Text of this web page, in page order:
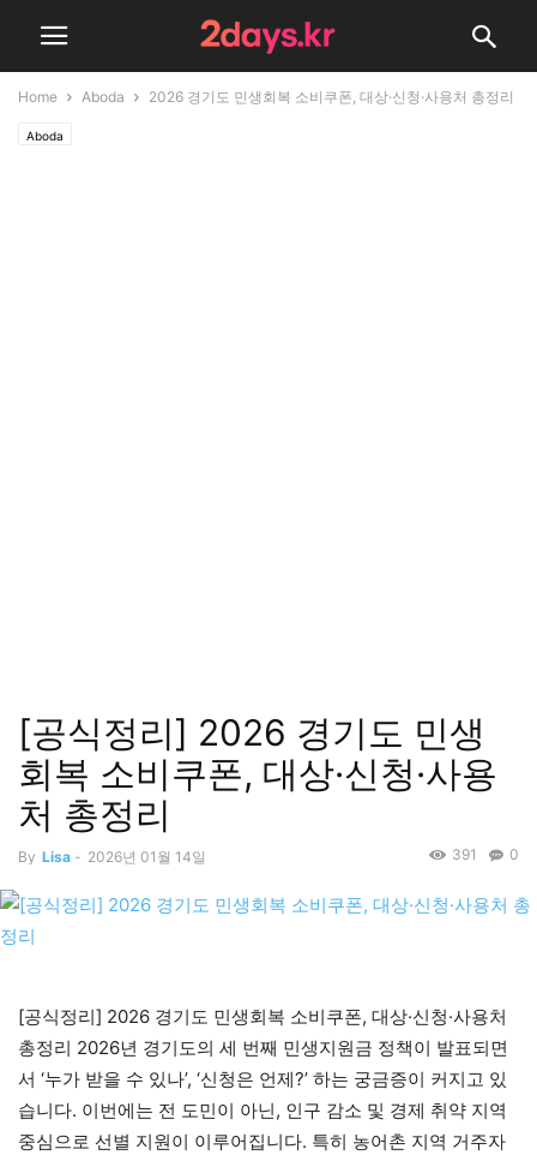
Home Aboda 2026 경기도 민생회복 소비쿠폰, 대상·신청·사용처 총정리
Aboda
[공식정리] 2026 경기도 민생
회복 소비쿠폰, 대상·신청·사용
처 총정리
By Lisa - 2026년 01월 14일 0
391
[공식정리] 2026 경기도 민생회복 소비쿠폰, 대상·신청·사용처
총정리 2026년 경기도의 세 번째 민생지원금 정책이 발표되면
서 ‘누가 받을 수 있나’, ‘신청은 언제?’ 하는 궁금증이 커지고 있
습니다. 이번에는 전 도민이 아닌, 인구 감소 및 경제 취약 지역
중심으로 선별 지원이 이루어집니다. 특히 농어촌 지역 거주자